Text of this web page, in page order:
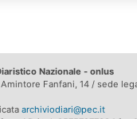
Nazionale - onlus
Fanfani, 14 / sede
archiviodiari@pec.it